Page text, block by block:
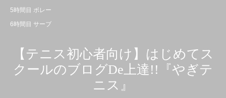
5時間目 ボレー
6時間目 サーブ
【テニス初心者向け】はじめてス
クールのブログDe上達!!『やぎテ
ニス』